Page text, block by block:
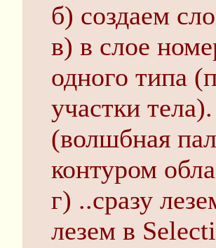
б) создаем
в) в слое
одного типа
участки
(волшбная
контуром
г) ..сразу
лезем в